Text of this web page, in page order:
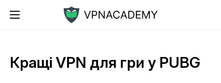
Кращі VPN для гри у PUBG